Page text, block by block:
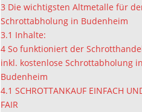
3 Die wichtigsten Altmetalle für
Schrottabholung in Budenheim
3.1 Inhalte:
4 So funktioniert der
inkl. kostenlose Schrottabholung in
Budenheim
4.1 SCHROTTANKAUF EINFACH
FAIR